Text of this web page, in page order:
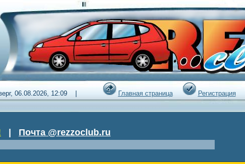
06.08.2026, 12:09 | Главная страница Регистрация
Почта @rezzoclub.ru